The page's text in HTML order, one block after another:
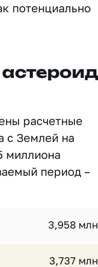
потенциально
расчетные
с Землей на
миллиона
период –
3,958
3,737